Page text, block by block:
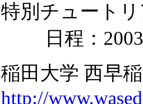
ュートリア
2003年8
田大学 西早
http://